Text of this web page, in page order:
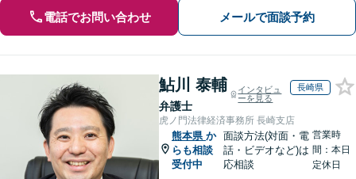
電話でお問い合わせ メールで面談予約
鮎川 泰輔
弁護士
インタビュ
ーを見る
長崎県
虎ノ門法律経済事務所 長崎支店
熊本県 か
らも相談
受付中
面談方法(対面・電
話・ビデオなど)は
応相談
営業時
間：本日
定休日